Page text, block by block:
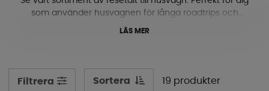
som använder husvagnen för långa roadtrips och
snabbt vill ha extra utrymme vid stopp längs vägen.
LÄS MER
Filtrera Sortera 19 produkter